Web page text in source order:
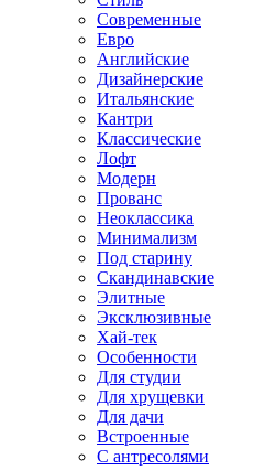
Современные
Евро
Английские
Дизайнерские
Итальянские
Кантри
Классические
Лофт
Модерн
Прованс
Неоклассика
Минимализм
Под старину
Скандинавские
Элитные
Эксклюзивные
Хай-тек
Особенности
Для студии
Для хрущевки
Для дачи
Встроенные
С антресолями